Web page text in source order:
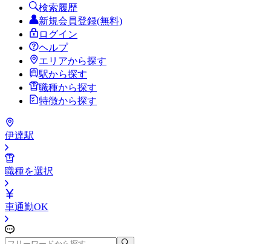
検索履歴
新規会員登録(無料)
ログイン
ヘルプ
エリアから探す
駅から探す
職種から探す
特徴から探す
伊達駅
職種を選択
車通勤OK